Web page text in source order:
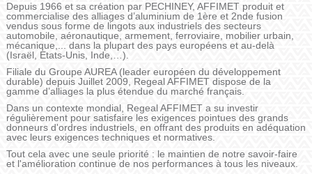
Depuis 1966 et sa création par PECHINEY, AFFIMET produit et
commercialise des alliages d’aluminium de 1ère et 2nde fusion
vendus sous forme de lingots aux industriels des secteurs
automobile, aéronautique, armement, ferroviaire, mobilier urbain,
mécanique,... dans la plupart des pays européens et au-delà
(Israël, Etats-Unis, Inde,…).
Filiale du Groupe AUREA (leader européen du développement
durable) depuis Juillet 2009, Regeal AFFIMET dispose de la
gamme d’alliages la plus étendue du marché français.
Dans un contexte mondial, Regeal AFFIMET a su investir
régulièrement pour satisfaire les exigences pointues des grands
donneurs d'ordres industriels, en offrant des produits en adéquation
avec leurs exigences techniques et normatives.
Tout cela avec une seule priorité : le maintien de notre savoir-faire
et l'amélioration continue de nos performances à tous les niveaux.